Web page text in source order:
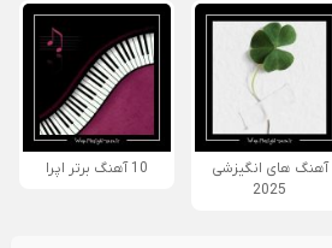
آهنگ های انگیزشی
2025
10 آهنگ برتر اپرا